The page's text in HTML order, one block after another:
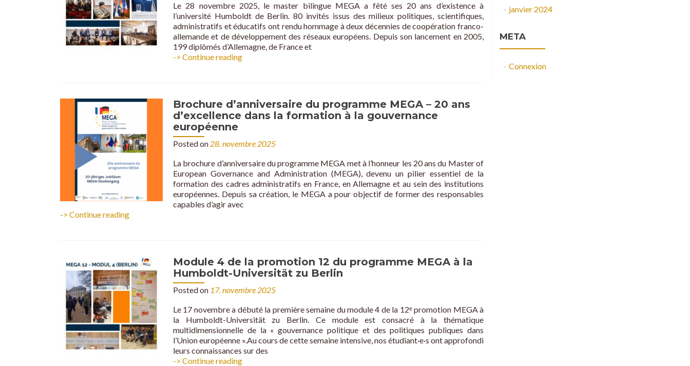
Le 28 novembre 2025, le master bilingue MEGA a fêté ses 20 ans d’existence à
l’université Humboldt de Berlin. 80 invités issus des milieux politiques, scientifiques,
administratifs et éducatifs ont rendu hommage à deux décennies de coopération franco-
allemande et de développement des réseaux européens. Depuis son lancement en 2005,
199 diplômés d’Allemagne, de France et
-> Continue readingMEGA
ans
du
European
Governance
and
Administration
Brochure d’anniversaire du programme MEGA – 20 ans
d’excellence dans la formation à la gouvernance
européenne
Posted on 28. novembre 2025
La brochure d’anniversaire du programme MEGA met à l’honneur les 20 ans du Master of
European Governance and Administration (MEGA), devenu un pilier essentiel de la
formation des cadres administratifs en France, en Allemagne et au sein des institutions
européennes. Depuis sa création, le MEGA a pour objectif de former des responsables
capables d’agir avec
-> Continue readingBrochure
–
20
ans
d’excellence
dans
la
formation
à
la
Module 4 de la promotion 12 du programme MEGA à la
Humboldt-Universität zu Berlin
Posted on 17. novembre 2025
Le 17 novembre a débuté la première semaine du module 4 de la 12ᵉ promotion MEGA à
la Humboldt-Universität zu Berlin. Ce module est consacré à la thématique
multidimensionnelle de la « gouvernance politique et des politiques publiques dans
l’Union européenne ».Au cours de cette semaine intensive, nos étudiant·e·s ont approfondi
leurs connaissances sur des
-> Continue readingModule
janvier 2024
META
Connexion